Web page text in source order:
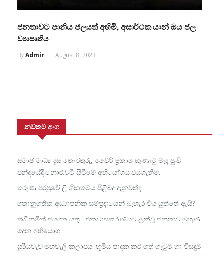
ජනතාවට පානිය ජලයත් අහිමි, අසාර්ථක යාන් ඔය ජල
ව්‍යාපෘතිය
ByAdmin August 8, 2023
නවතම අංග
සමාජ මාධ්‍ය දුස් තොරතුරු, වෛරී ප්‍රකාශ කුණාටු මැද පුංචි
ඡන්දයේදී නොරැවටී සිටීමේ අභියෝගය ජයගැනීම.
තරුණ පරපුරේ ලිංගිකත්වය පිළිබද දැනුවත්ද
ගතානුගතික අධ්‍යාපනික සම්ප්‍රදායෙන් බැහැර විය යුත්තේ ඇයි?
කඩිනමින් ජයගත යුතු ජනවාසකරණයට ලක්වූ ජනතාව මුහුණ
දෙන අභියෝග
සූරියවැව මහවැලි කලාපය: භූමිය පාදක කර ගත් ගැටුම් හා විසඳුම්